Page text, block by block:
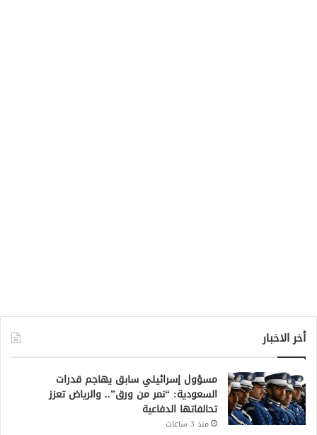
أخر الاخبار
مسؤول إسرائيلي سابق يهاجم قدرات
السعودية: “نمر من ورق”.. والرياض تعزز
تحالفاتها الدفاعية
منذ 3 ساعات